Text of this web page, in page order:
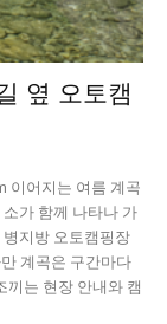
옆 오토캠
이어지는 여름 계곡
가 함께 나타나 가
지방 오토캠핑장
계곡은 구간마다
끼는 현장 안내와 캠